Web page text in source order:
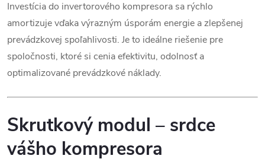
Investícia do invertorového kompresora sa rýchlo
amortizuje vďaka výrazným úsporám energie a zlepšenej
prevádzkovej spoľahlivosti. Je to ideálne riešenie pre
spoločnosti, ktoré si cenia efektivitu, odolnosť a
optimalizované prevádzkové náklady.
Skrutkový modul – srdce
vášho kompresora